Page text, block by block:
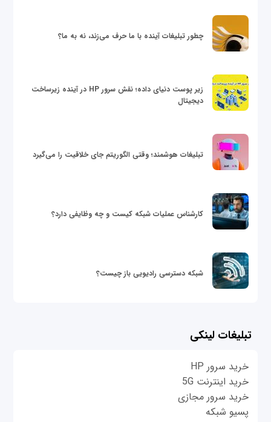
چطور تبلیغات آینده با ما حرف می‌زند، نه به ما؟
زیر پوست دنیای داده؛ نقش سرور HP در آینده زیرساخت
دیجیتال
تبلیغات هوشمند؛ وقتی الگوریتم جای خلاقیت را می‌گیرد
کارشناس عملیات شبکه کیست و چه وظایفی دارد؟
شبکه دسترسی رادیویی باز چیست؟
تبلیغات لینکی
خرید سرور HP
خرید اینترنت 5G
خرید سرور مجازی
پسیو شبکه